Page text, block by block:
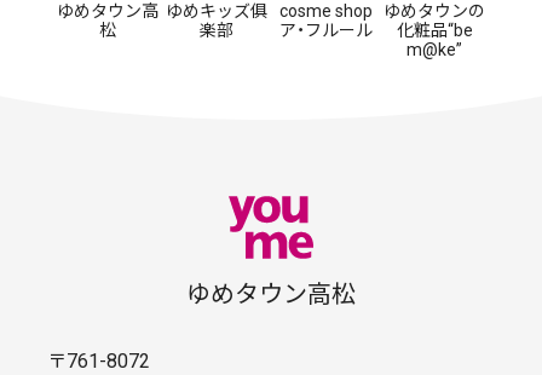
ゆめタウン高
松
ゆめキッズ俱
楽部
cosme shop
ア・フルール
ゆめタウンの
化粧品“be
m@ke”
ゆめタウン高松
〒761-8072